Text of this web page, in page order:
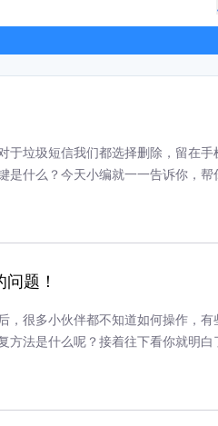
垃圾短信我们都选择删除，留在
什么？今天小编就一一告诉你，帮
题！
很多小伙伴都不知道如何操作，
法是什么呢？接着往下看你就明白